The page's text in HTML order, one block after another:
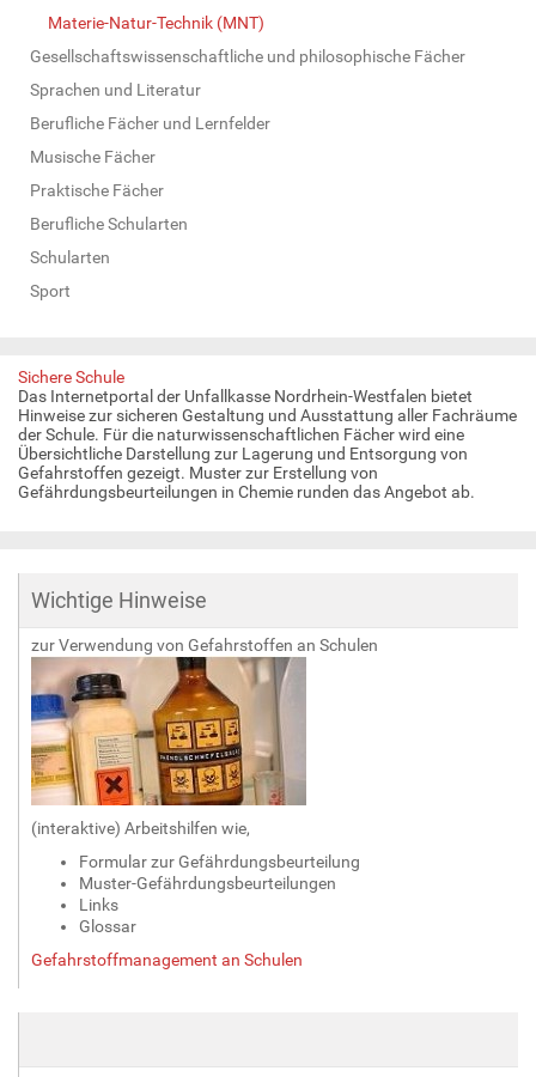
Materie-Natur-Technik (MNT)
Gesellschaftswissenschaftliche und philosophische Fächer
Sprachen und Literatur
Berufliche Fächer und Lernfelder
Musische Fächer
Praktische Fächer
Berufliche Schularten
Schularten
Sport
Sichere Schule
Das Internetportal der Unfallkasse Nordrhein-Westfalen bietet
Hinweise zur sicheren Gestaltung und Ausstattung aller Fachräume
der Schule. Für die naturwissenschaftlichen Fächer wird eine
Übersichtliche Darstellung zur Lagerung und Entsorgung von
Gefahrstoffen gezeigt. Muster zur Erstellung von
Gefährdungsbeurteilungen in Chemie runden das Angebot ab.
Wichtige Hinweise
zur Verwendung von Gefahrstoffen an Schulen
(interaktive) Arbeitshilfen wie,
Formular zur Gefährdungsbeurteilung
Muster-Gefährdungsbeurteilungen
Links
Glossar
Gefahrstoffmanagement an Schulen